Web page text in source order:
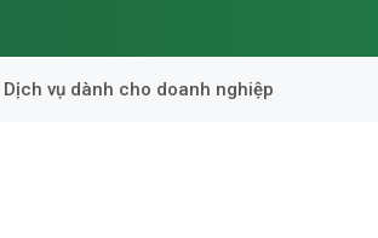
Dịch vụ dành cho doanh nghiệp